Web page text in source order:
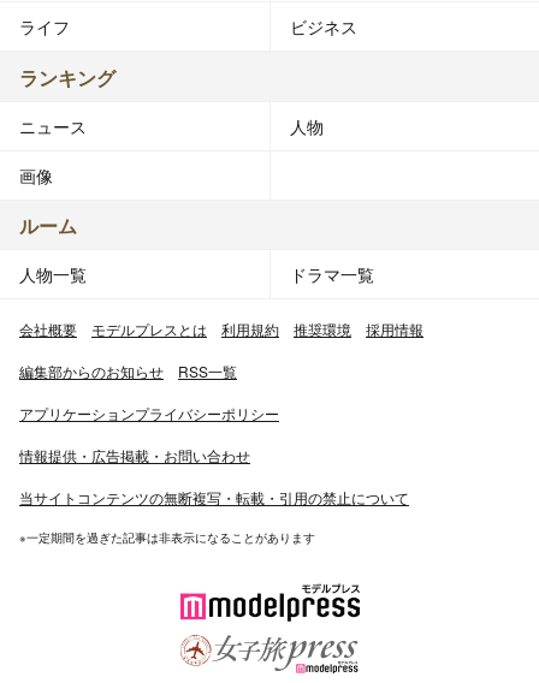
ライフ ビジネス
ランキング
ニュース 人物
画像
ルーム
人物一覧 ドラマ一覧
会社概要 モデルプレスとは 利用規約 推奨環境 採用情報
編集部からのお知らせ RSS一覧
アプリケーションプライバシーポリシー
情報提供・広告掲載・お問い合わせ
当サイトコンテンツの無断複写・転載・引用の禁止について
※一定期間を過ぎた記事は非表示になることがあります